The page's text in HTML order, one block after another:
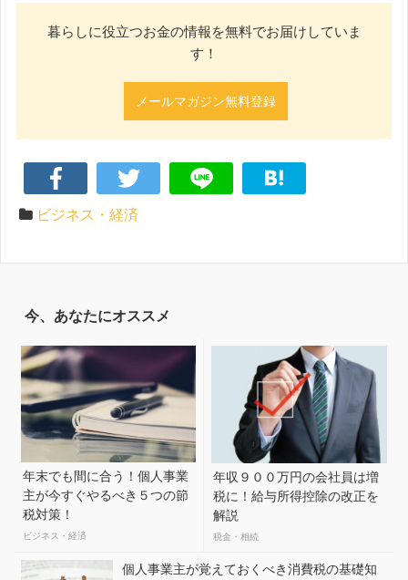
暮らしに役立つお金の情報を無料でお届けしていま
す！
メールマガジン無料登録
ビジネス・経済
今、あなたにオススメ
年末でも間に合う！個人事業
主が今すぐやるべき５つの節
税対策！
ビジネス・経済
年収９００万円の会社員は増
税に！給与所得控除の改正を
解説
税金・相続
個人事業主が覚えておくべき消費税の基礎知